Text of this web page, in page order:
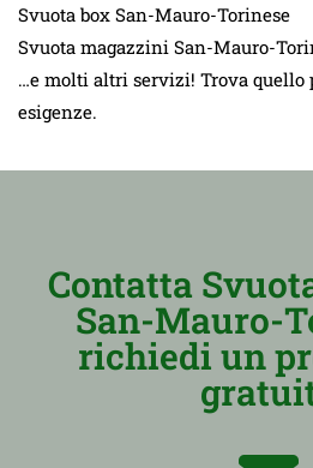
Svuota box San-Mauro-Torinese
Svuota magazzini San-Mauro-
…e molti altri servizi! Trova quello
esigenze.
Contatta
San-Mauro-
richiedi un